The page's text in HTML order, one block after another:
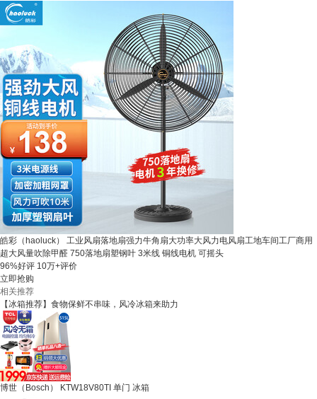
皓彩（haoluck） 工业风扇落地扇强力牛角扇大功率大风力电风扇工地车间工厂商用
超大风量吹除甲醛 750落地扇塑钢叶 3米线 铜线电机 可摇头
96%好评 10万+评价
立即抢购
相关推荐
【冰箱推荐】食物保鲜不串味，风冷冰箱来助力
博世（Bosch） KTW18V80TI 单门 冰箱